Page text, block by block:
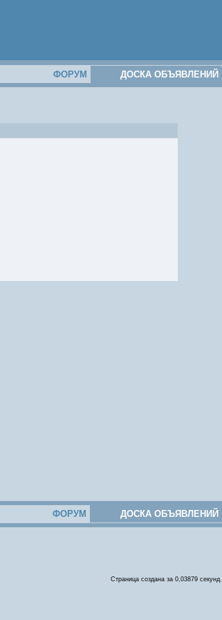
ФОРУМ ДОСКА ОБЪЯВЛЕНИЙ
ФОРУМ ДОСКА ОБЪЯВЛЕНИЙ
Страница создана за 0,03879 секунд.